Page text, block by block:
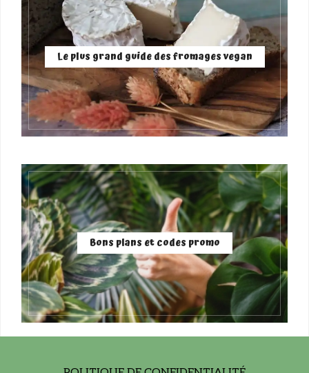
Le plus grand guide des fromages vegan
Bons plans et codes promo